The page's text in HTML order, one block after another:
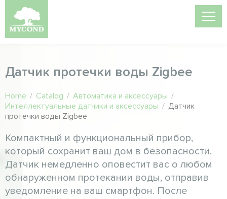
Датчик протечки воды Zigbee
Home / Catalog / Автоматика и аксессуары /
Интеллектуальные датчики и аксессуары / Датчик
протечки воды Zigbee
Компактный и функциональный прибор,
который сохранит ваш дом в безопасности.
Датчик немедленно оповестит вас о любом
обнаруженном протекании воды, отправив
уведомление на ваш смартфон. После